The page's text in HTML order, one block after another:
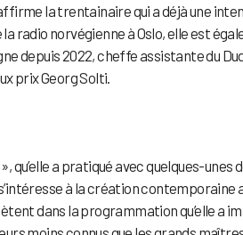
la trentainaire qui a déjà une
radio norvégienne à Oslo, elle est
depuis 2022, cheffe assistante du
prix Georg Solti.
a pratiqué avec quelques-unes
à la création contemporaine
dans la programmation qu’elle a